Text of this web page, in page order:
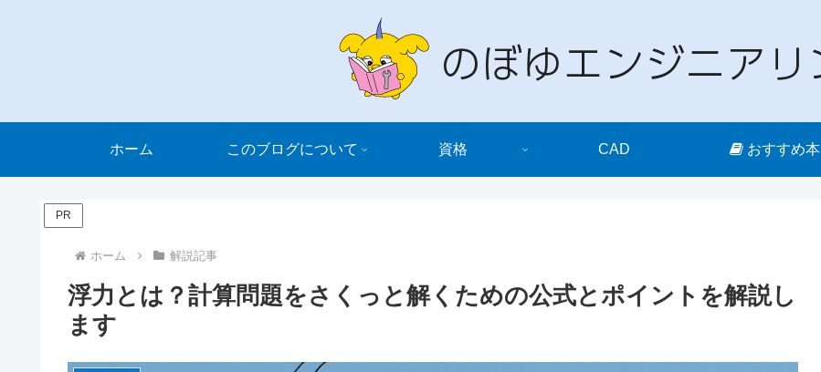
ホーム このブログについて 資格 CAD おすすめ本
PR
ホーム 解説記事
浮力とは？計算問題をさくっと解くための公式とポイントを解説し
ます